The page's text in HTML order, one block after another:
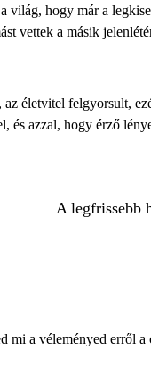
világ, hogy már a
vettek a másik
életvitel felgyorsult,
és azzal, hogy érző
A legfrissebb
mi a véleményed erről